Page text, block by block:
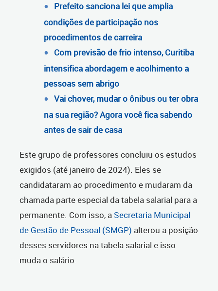
Prefeito sanciona lei que amplia
condições de participação nos
procedimentos de carreira
Com previsão de frio intenso, Curitiba
intensifica abordagem e acolhimento a
pessoas sem abrigo
Vai chover, mudar o ônibus ou ter obra
na sua região? Agora você fica sabendo
antes de sair de casa
Este grupo de professores concluiu os estudos
exigidos (até janeiro de 2024). Eles se
candidataram ao procedimento e mudaram da
chamada parte especial da tabela salarial para a
permanente. Com isso, a Secretaria Municipal
de Gestão de Pessoal (SMGP) alterou a posição
desses servidores na tabela salarial e isso
muda o salário.